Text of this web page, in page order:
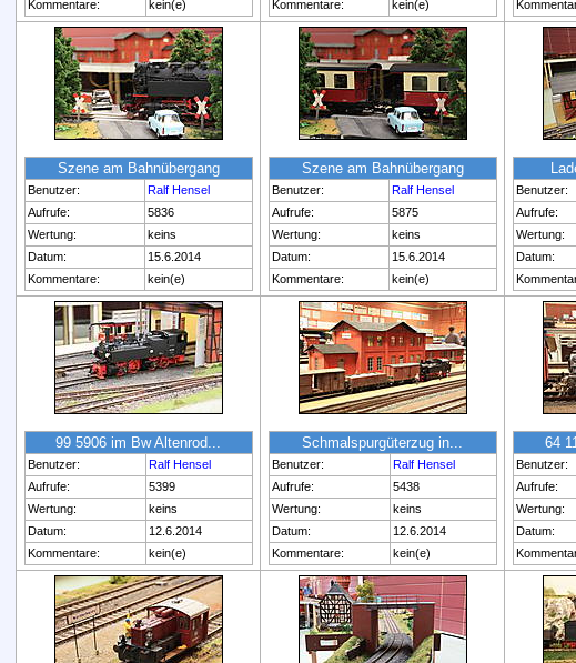
Kommentare:
kein(e)
Kommentare:
kein(e)
Szene am Bahnübergang
Benutzer:
Ralf Hensel
Aufrufe:
5836
Wertung:
keins
Datum:
15.6.2014
Kommentare:
kein(e)
Szene am Bahnübergang
Benutzer:
Ralf Hensel
Aufrufe:
5875
Wertung:
keins
Datum:
15.6.2014
Kommentare:
kein(e)
Benutzer:
Aufrufe:
Wertung:
Datum:
99 5906 im Bw Altenrod...
Benutzer:
Ralf Hensel
Aufrufe:
5399
Wertung:
keins
Datum:
12.6.2014
Kommentare:
kein(e)
Schmalspurgüterzug in...
Benutzer:
Ralf Hensel
Aufrufe:
5438
Wertung:
keins
Datum:
12.6.2014
Kommentare:
kein(e)
64
Benutzer:
Aufrufe:
Wertung:
Datum: